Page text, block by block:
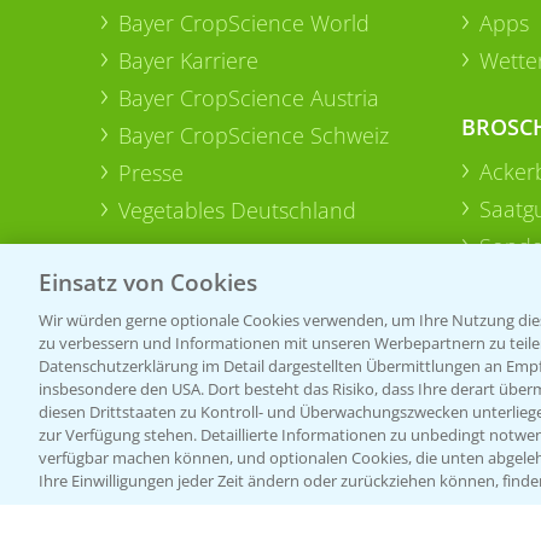
Bayer CropScience World
Bayer Karriere
Bayer CropScience Austria
Bayer CropScience Schweiz
Presse
Vegetables Deutschland
Apps
Einsatz von Cookies
Wir würden gerne optionale Cookies verwenden, um Ihre Nutzung
zu verbessern und Informationen mit unseren Werbepartnern zu
Datenschutzerklärung im Detail dargestellten Übermittlungen an
insbesondere den USA. Dort besteht das Risiko, dass Ihre derart
diesen Drittstaaten zu Kontroll- und Überwachungszwecken
zur Verfügung stehen. Detaillierte Informationen zu unbedingt
verfügbar machen können, und optionalen Cookies, die unten
Ihre Einwilligungen jeder Zeit ändern oder zurückziehen können,